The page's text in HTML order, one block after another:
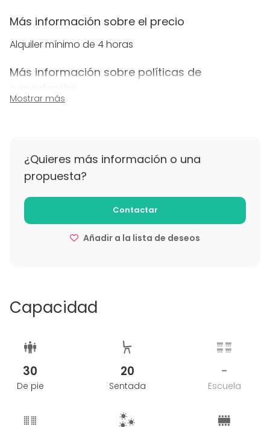
Más información sobre el precio
Alquiler mínimo de 4 horas
Más información sobre políticas de
menos de 72 horas un 50% y con 24 h un 100%
Mostrar más
¿Quieres más información o una
propuesta?
Contactar
Añadir a la lista de deseos
Capacidad
30
De pie
20
Sentada
-
Escuela